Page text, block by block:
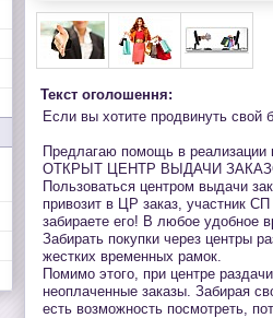
Текст оголошення:
Если вы хотите продвинуть свой
Предлагаю помощь в
ОТКРЫТ ЦЕНТР ВЫДАЧИ
Пользоваться центром выдачи
привозит в ЦР заказ, участник
забираете его! В любое удобное
Забирать покупки через центры
жестких временных рамок.
Помимо этого, при центре
неоплаченные заказы. Забирая
есть возможность посмотреть,